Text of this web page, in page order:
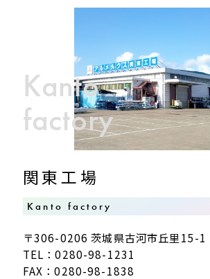
Kanto
factory
関東工場
Kanto factory
〒306-0206 茨城県古河市丘里15-1
TEL：0280-98-1231
FAX：0280-98-1838